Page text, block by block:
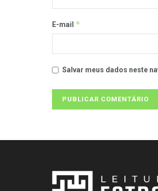
E-mail *
Salvar meus dados neste